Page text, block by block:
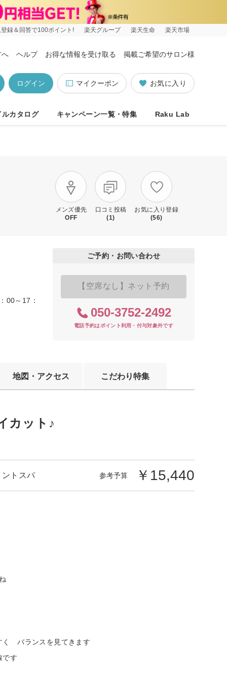
録＆回答で100ポイント! 楽天グループ 楽天生命 楽天市場
へ ヘルプ お得な情報を受け取る 掲載ご希望のサロン様
お気に入り
マイクーポン
ログイン
ルカタログ キャンペーン一覧・特集 Raku Lab
メンズ優先
OFF
口コミ投稿
(1)
お気に入り登録
(56)
00～17：
ご予約・お問い合わせ
【空席なし】ネット予約
050-3752-2492
電話予約はポイント利用・付与対象外です
地図・アクセス こだわり特集
カット♪
トスパ 参考予算 ￥15,440
く バランスを見てきます
です